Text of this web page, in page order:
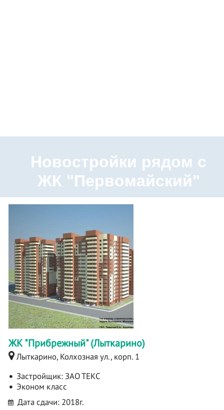
Новостройки рядом с
ЖК "Первомайский"
ЖК "Прибрежный" (Лыткарино)
Лыткарино, Колхозная ул., корп. 1
Застройщик:ЗАО ТЕКС
Эконом класс
Дата сдачи: 2018г.